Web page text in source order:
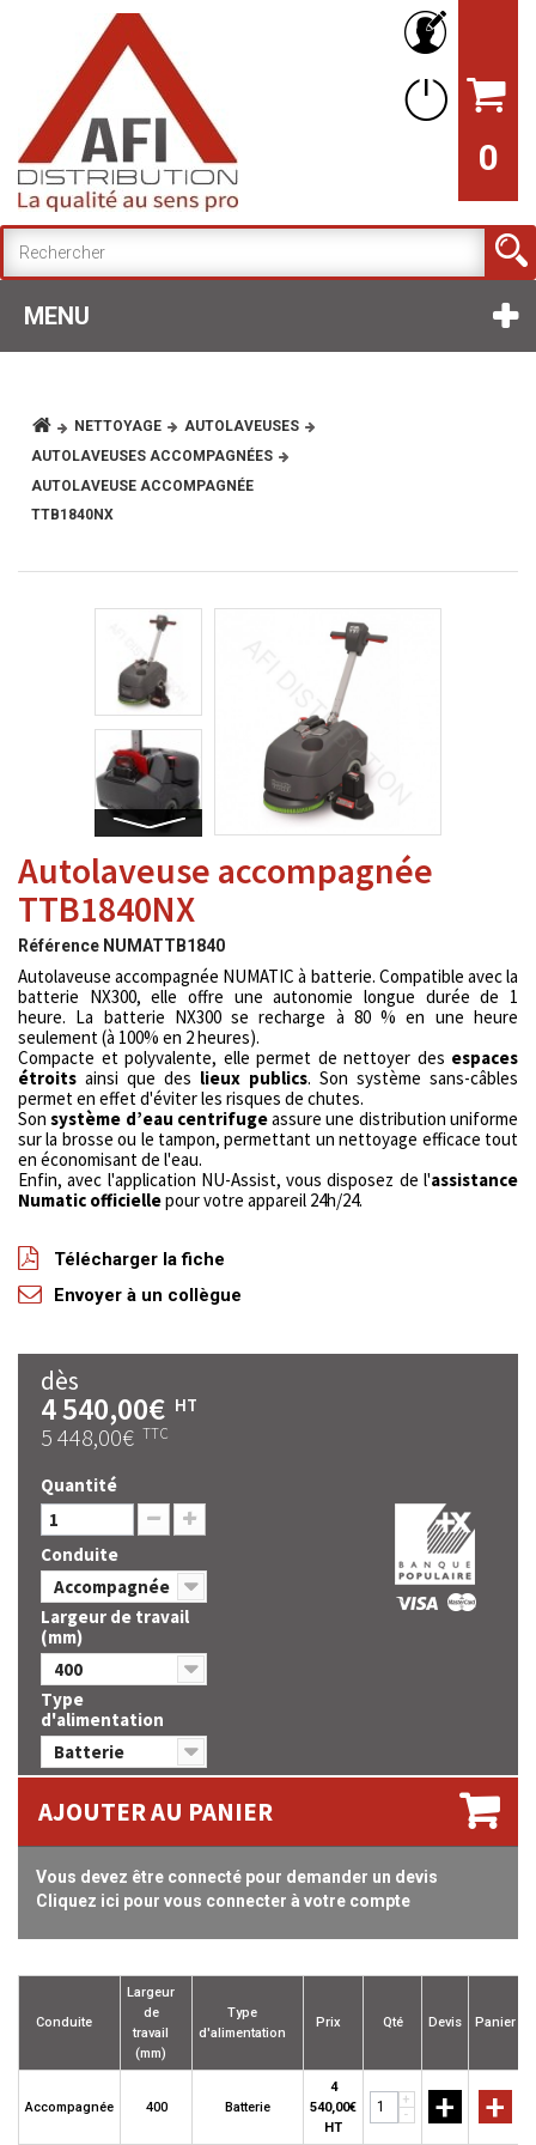
0
MENU
NETTOYAGE
AUTOLAVEUSES
AUTOLAVEUSES ACCOMPAGNÉES
AUTOLAVEUSE ACCOMPAGNÉE
TTB1840NX
Autolaveuse accompagnée
TTB1840NX
Référence NUMATTB1840
Autolaveuse accompagnée NUMATIC à batterie. Compatible avec la
batterie NX300, elle offre une autonomie longue durée de 1
heure. La batterie NX300 se recharge à 80 % en une heure
seulement (à 100% en 2 heures).
Compacte et polyvalente, elle permet de nettoyer des espaces
étroits ainsi que des lieux publics. Son système sans-câbles
permet en effet d'éviter les risques de chutes.
Sonsystème d’eau centrifugeassure une distribution uniforme
sur la brosse ou le tampon, permettant un nettoyage efficace tout
en économisant de l'eau.
Enfin, avec l'application NU-Assist, vous disposez de l'assistance
Numatic officiellepour votre appareil 24h/24.
Télécharger la fiche
Envoyer à un collègue
dès
4 540,00€ HT
5 448,00€ TTC
Quantité
Conduite
Accompagnée
Largeur de travail
(mm)
400
Type
d'alimentation
Batterie
AJOUTER AU PANIER
Vous devez être connecté pour demander un devis
Cliquez ici pour vous connecter à votre compte
Conduite
Largeur
de
travail
(mm)
Type
d'alimentation
Prix Qté Devis Panier
Accompagnée 400 Batterie
4
540,00€
HT
+
-
+ +